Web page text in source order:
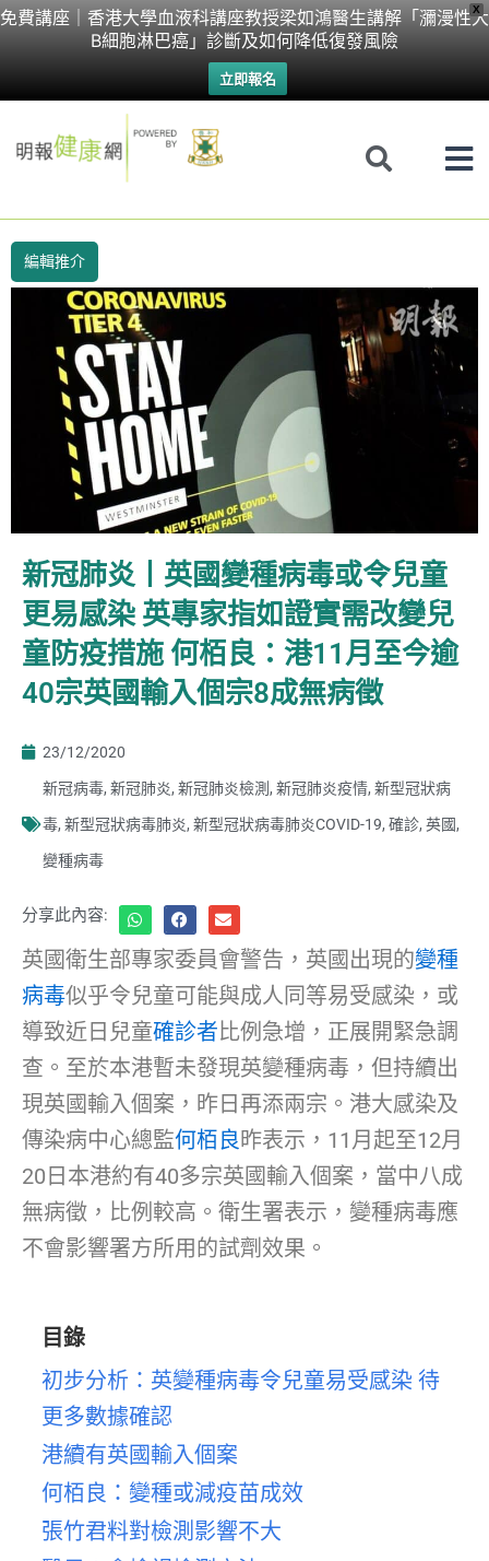
X
免費講座｜香港大學血液科講座教授梁如鴻醫生講解「瀰漫性大
B細胞淋巴癌」診斷及如何降低復發風險
立即報名
Skip
編輯推介
新冠肺炎丨英國變種病毒或令兒童
更易感染 英專家指如證實需改變兒
童防疫措施 何栢良：港11月至今逾
40宗英國輸入個宗8成無病徵
23/12/2020
新冠病毒, 新冠肺炎, 新冠肺炎檢測 , 新冠肺炎疫情, 新型冠狀病
毒, 新型冠狀病毒肺炎, 新型冠狀病毒肺炎COVID-19, 確診, 英國,
變種病毒
分享此內容:
英國衛生部專家委員會警告，英國出現的變種
病毒似乎令兒童可能與成人同等易受感染，或
導致近日兒童確診者 比例急增，正展開緊急調
查。至於本港暫未發現英變種病毒，但持續出
現英國輸入個案，昨日再添兩宗。港大感染及
傳染病中心總監何栢良 昨表示，11月起至12月
20日本港約有40多宗英國輸入個案，當中八成
無病徵，比例較高。衛生署表示，變種病毒應
不會影響署方所用的試劑效果。
目錄
初步分析：英變種病毒令兒童易受感染 待
更多數據確認
港續有英國輸入個案
何栢良：變種或減疫苗成效
張竹君料對檢測影響不大